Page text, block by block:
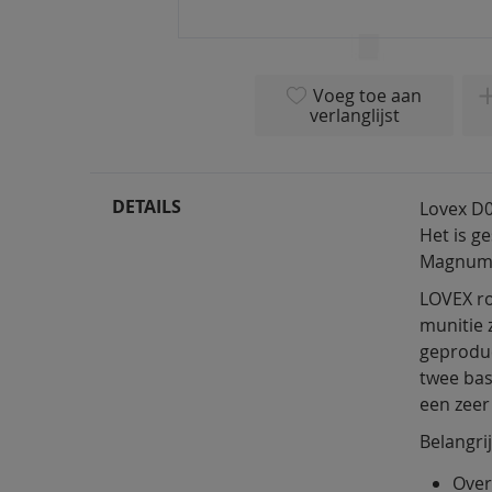
afbeeldingen-
gallerij
Voeg toe aan
verlanglijst
DETAILS
Lovex
Het is
LOVEX
munitie
twee
een